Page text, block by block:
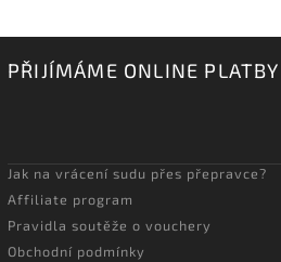
PŘIJÍMÁME ONLINE PLATBY
Jak na vrácení sudu přes přepravce?
Affiliate program
Pravidla soutěže o vouchery
Obchodní podmínky